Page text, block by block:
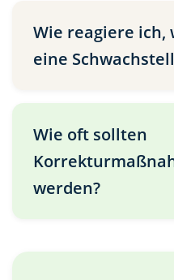
Wie reagiere
eine
Wie oft sollten
werden?